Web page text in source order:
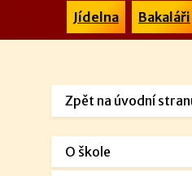
Jídelna Bakaláři
Zpět na úvodní
O škole